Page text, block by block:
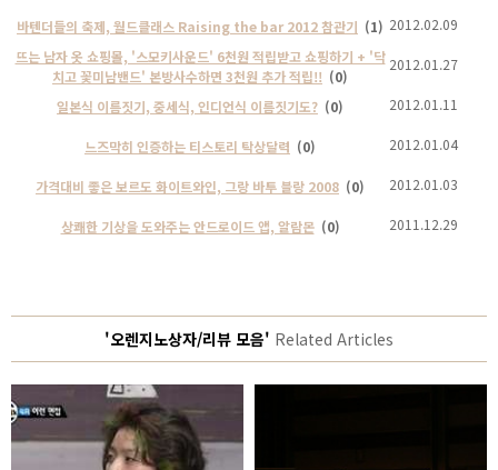
바텐더들의 축제, 월드클래스 Raising the bar 2012 참관기 (1) 2012.02.09
뜨는 남자 옷 쇼핑몰, '스모키사운드' 6천원 적립받고 쇼핑하기 + '닥
치고 꽃미남밴드' 본방사수하면 3천원 추가 적립!! (0)
2012.01.27
일본식 이름짓기, 중세식, 인디언식 이름짓기도? (0) 2012.01.11
느즈막히 인증하는 티스토리 탁상달력 (0) 2012.01.04
가격대비 좋은 보르도 화이트와인, 그랑 바투 블랑 2008 (0) 2012.01.03
상쾌한 기상을 도와주는 안드로이드 앱, 알람몬 (0) 2011.12.29
'오렌지노상자/리뷰 모음' Related Articles